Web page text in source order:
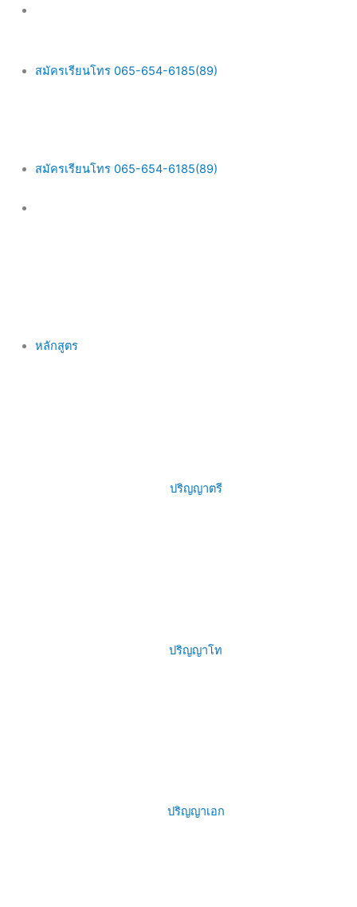
สมัครเรียนโทร 065-654-6185(89)
สมัครเรียนโทร 065-654-6185(89)
หลักสูตร
ปริญญาตรี
ปริญญาโท
ปริญญาเอก
Main